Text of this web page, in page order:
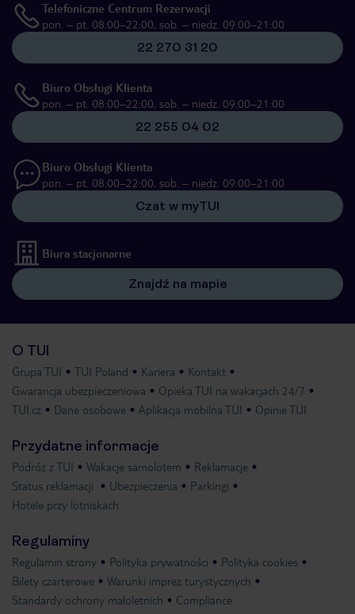
Telefoniczne Centrum Rezerwacji
pon. – pt. 08:00–22:00, sob. – niedz. 09:00–21:00
22 270 31 20
Biuro Obsługi Klienta
pon. – pt. 08:00–22:00, sob. – niedz. 09:00–21:00
22 255 04 02
Biuro Obsługi Klienta
pon. – pt. 08:00–22:00, sob. – niedz. 09:00–21:00
Czat w myTUI
Biura stacjonarne
Znajdź na mapie
O TUI
Grupa TUI TUI Poland Kariera
Kontakt
Gwarancja ubezpieczeniowa
Opieka TUI na wakacjach 24/7
TUI.cz
Dane osobowe Aplikacja mobilna TUI Opinie TUI
Przydatne informacje
Podróż z TUI Wakacje samolotem
Reklamacje
Status reklamacji
Ubezpieczenia
Parkingi
Hotele przy lotniskach
Regulaminy
Regulamin strony Polityka prywatności
Polityka cookies
Bilety czarterowe
Warunki imprez turystycznych
Standardy ochrony małoletnich
Compliance